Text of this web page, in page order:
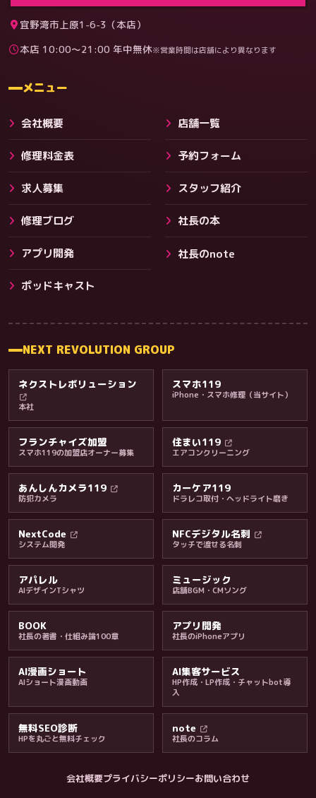
その他サービス
料金・保証・ご案内
料金
宜野湾市上原1-6-3（本店）
本店 10:00〜21:00 年中無休※営業時間は店舗により異なります
メニュー
会社概要 店舗一覧
修理料金表 予約フォーム
求人募集 スタッフ紹介
修理ブログ 社長の本
アプリ開発 社長のnote
ポッドキャスト
NEXT REVOLUTION GROUP
ネクストレボリューション
本社
スマホ119
iPhone・スマホ修理（当サイト）
フランチャイズ加盟
スマホ119の加盟店オーナー募集
住まい119
エアコンクリーニング
あんしんカメラ119
防犯カメラ
カーケア119
ドラレコ取付・ヘッドライト磨き
NextCode
システム開発
NFCデジタル名刺
タッチで渡せる名刺
アパレル
AIデザインTシャツ
ミュージック
店舗BGM・CMソング
BOOK
社長の著書・仕組み論100章
アプリ開発
社長のiPhoneアプリ
AI漫画ショート
AIショート漫画動画
AI集客サービス
HP作成・LP作成・チャットbot導
入
無料SEO診断
HPを丸ごと無料チェック
note
社長のコラム
会社概要プライバシーポリシーお問い合わせ